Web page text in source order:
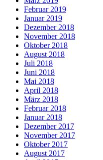
Februar 2019
Januar 2019
Dezember 2018
November 2018
Oktober 2018
August 2018
Juli 2018
Juni 2018
Mai 2018
April 2018
März 2018
Februar 2018
Januar 2018
Dezember 2017
November 2017
Oktober 2017
August 2017